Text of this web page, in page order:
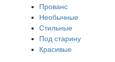
Прованс
Необычные
Стильные
Под старину
Красивые